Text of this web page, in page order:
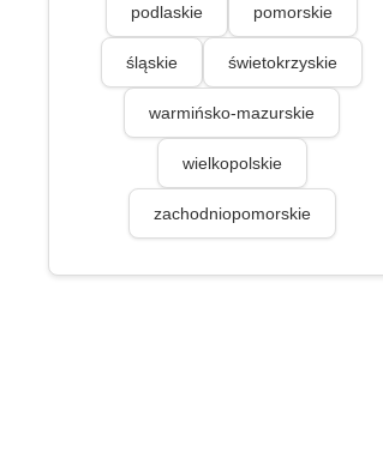
podlaskie pomorskie
śląskie świetokrzyskie
warmińsko-mazurskie
wielkopolskie
zachodniopomorskie